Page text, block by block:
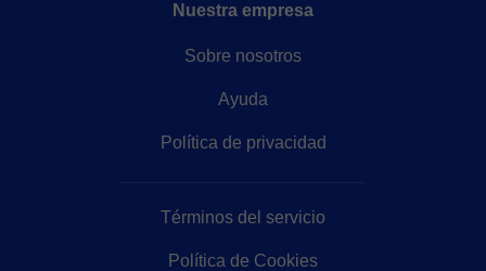
Nuestra empresa
Sobre nosotros
Ayuda
Política de privacidad
Términos del servicio
Política de Cookies